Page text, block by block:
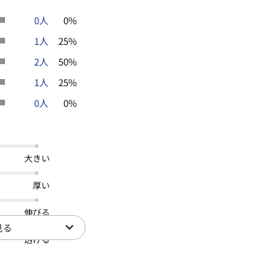
0人
0%
1人
25%
2人
50%
1人
25%
0人
0%
大きい
厚い
伸びる
透ける